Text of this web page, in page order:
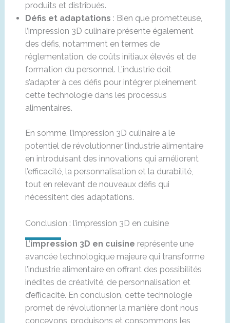
produits et distribués.
Défis et adaptations : Bien que prometteuse,
l’impression 3D culinaire présente également
des défis, notamment en termes de
réglementation, de coûts initiaux élevés et de
formation du personnel. L’industrie doit
s’adapter à ces défis pour intégrer pleinement
cette technologie dans les processus
alimentaires.
En somme, l’impression 3D culinaire a le
potentiel de révolutionner l’industrie alimentaire
en introduisant des innovations qui améliorent
l’efficacité, la personnalisation et la durabilité,
tout en relevant de nouveaux défis qui
nécessitent des adaptations.
Conclusion : l’impression 3D en cuisine
L’impression 3D en cuisine représente une
avancée technologique majeure qui transforme
l’industrie alimentaire en offrant des possibilités
inédites de créativité, de personnalisation et
d’efficacité. En conclusion, cette technologie
promet de révolutionner la manière dont nous
concevons, produisons et consommons les